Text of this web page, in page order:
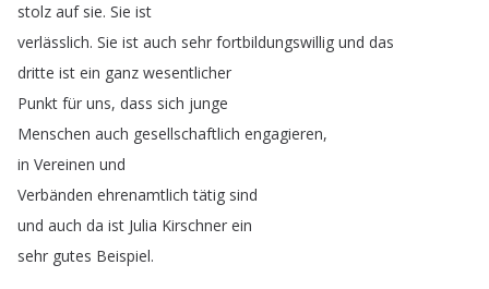
stolz auf sie. Sie ist
verlässlich. Sie ist auch sehr fortbildungswillig und das
dritte ist ein ganz wesentlicher
Punkt für uns, dass sich junge
Menschen auch gesellschaftlich engagieren,
in Vereinen und
Verbänden ehrenamtlich tätig sind
und auch da ist Julia Kirschner ein
sehr gutes Beispiel.